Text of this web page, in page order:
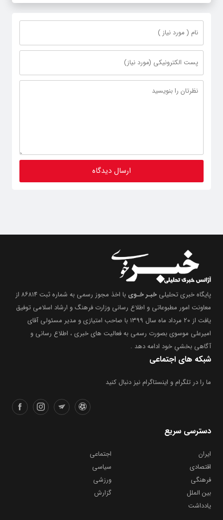
پایگاه خبری تحلیلی خبـر خـوی
با اخذ مجوز رسمی به شماره ثبت ۸۶۸۱۴ از
معاونت امور مطبوعاتی و اطلاع رسانی وزارت فرهنگ و ارشاد اسلامی توفیق
یافت از ۲۰ مرداد ماه سال ۱۳۹۹ با صاحب امتیازی و مدیر مسئولی آقای
امیرعلی موسوی بصورت رسمی به فعالیت های خبری ، اطلاع رسانی و
آگاهی بخشیِ خود ادامه دهد .
شبکه های اجتماعی
ما را در تلگرام و اینستاگرام نیز دنبال کنید
دسترسی سریع
ایران
اجتماعی
اقتصادی
سیاسی
فرهنگی
ورزشی
بین الملل
گزارش
یادداشت